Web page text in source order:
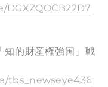
知的財産権強国」戦
tbs_newseye436